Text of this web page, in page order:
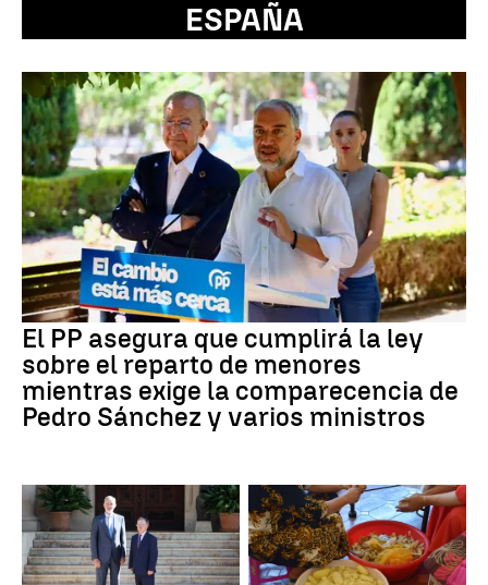
ESPAÑA
El PP asegura que cumplirá la ley
sobre el reparto de menores
mientras exige la comparecencia de
Pedro Sánchez y varios ministros